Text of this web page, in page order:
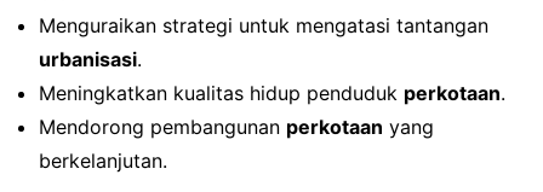
Menguraikan strategi untuk mengatasi tantangan
urbanisasi.
Meningkatkan kualitas hidup penduduk perkotaan.
Mendorong pembangunan perkotaan yang
berkelanjutan.